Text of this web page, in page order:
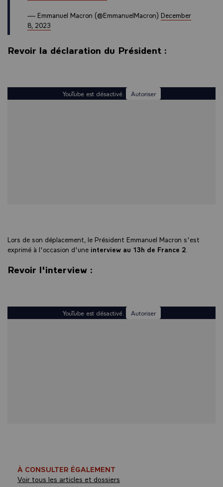
— Emmanuel Macron (@EmmanuelMacron) December
8, 2023
Revoir la déclaration du Président :
YouTube est désactivé. Autoriser
Lors de son déplacement, le Président Emmanuel Macron s'est
exprimé à l'occasion d'une interview au 13h de France 2
Revoir l'interview :
YouTube est désactivé. Autoriser
À CONSULTER ÉGALEMENT
Voir tous les articles et dossiers